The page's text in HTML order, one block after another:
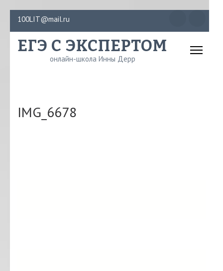
Перейти
к
содержимому
100LIT@mail.ru
ЕГЭ С ЭКСПЕРТОМ
онлайн-школа Инны Дерр
IMG_6678